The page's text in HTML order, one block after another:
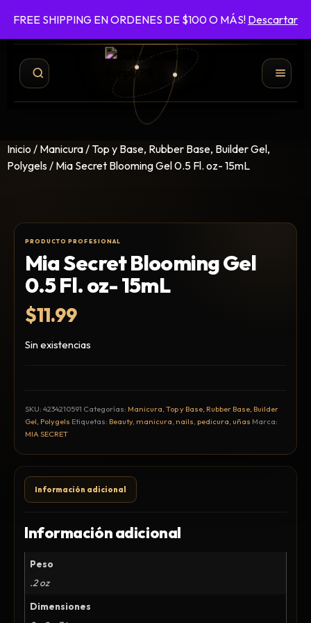
FREE SHIPPING EN ORDENES DE $100 O MÁS! Descartar
Shampoo y Conditioner
Productos de Styling
Hair Spray
Tintes
Blowers, Planchas y Tenazas
Cepillos y Accesorios
Extensión de Cabello
Otros
Máquinas y Trimmers
Tijeras y Portanavajas
Barba, Aftershaves y Shaving
Inicio / Manicura/Top y Base, Rubber Base, Builder Gel,
Polygels/ Mia Secret Blooming Gel 0.5 Fl. oz- 15mL
Mia Secret Blooming Gel
0.5 Fl. oz- 15mL
$11.99
Sin existencias
SKU: 4234210591 Categorías: Manicura, Top y Base, Rubber Base, Builder
Gel, Polygels Etiquetas: Beauty, manicura, nails, pedicura, uñas Marca:
MIA SECRET
Información adicional
Información adicional
Peso
.2 oz
Dimensiones